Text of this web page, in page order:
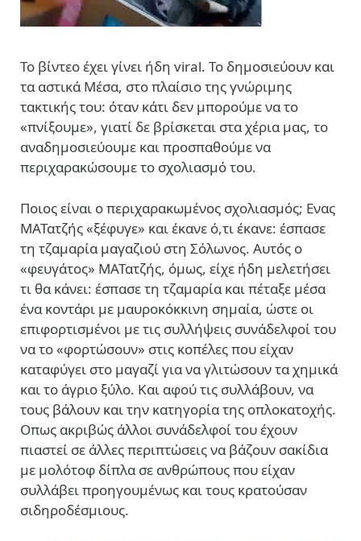
Το βίντεο έχει γίνει ήδη viral. Το δημοσιεύουν και
τα αστικά Μέσα, στο πλαίσιο της γνώριμης
τακτικής του: όταν κάτι δεν μπορούμε να το
«πνίξουμε», γιατί δε βρίσκεται στα χέρια μας, το
αναδημοσιεύουμε και προσπαθούμε να
περιχαρακώσουμε το σχολιασμό του.
Ποιος είναι ο περιχαρακωμένος σχολιασμός; Ενας
ΜΑΤατζής «ξέφυγε» και έκανε ό,τι έκανε: έσπασε
τη τζαμαρία μαγαζιού στη Σόλωνος. Αυτός ο
«φευγάτος» ΜΑΤατζής, όμως, είχε ήδη μελετήσει
τι θα κάνει: έσπασε τη τζαμαρία και πέταξε μέσα
ένα κοντάρι με μαυροκόκκινη σημαία, ώστε οι
επιφορτισμένοι με τις συλλήψεις συνάδελφοί του
να το «φορτώσουν» στις κοπέλες που είχαν
καταφύγει στο μαγαζί για να γλιτώσουν τα χημικά
και το άγριο ξύλο. Και αφού τις συλλάβουν, να
τους βάλουν και την κατηγορία της οπλοκατοχής.
Οπως ακριβώς άλλοι συνάδελφοί του έχουν
πιαστεί σε άλλες περιπτώσεις να βάζουν σακίδια
με μολότοφ δίπλα σε ανθρώπους που είχαν
συλλάβει προηγουμένως και τους κρατούσαν
σιδηροδέσμιους.